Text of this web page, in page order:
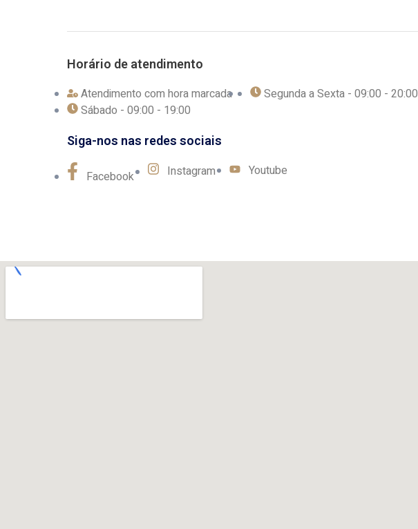
Horário de atendimento
Atendimento com hora marcada
Segunda a Sexta - 09:00 - 20:00
Sábado - 09:00 - 19:00
Siga-nos nas redes sociais
Facebook Instagram Youtube